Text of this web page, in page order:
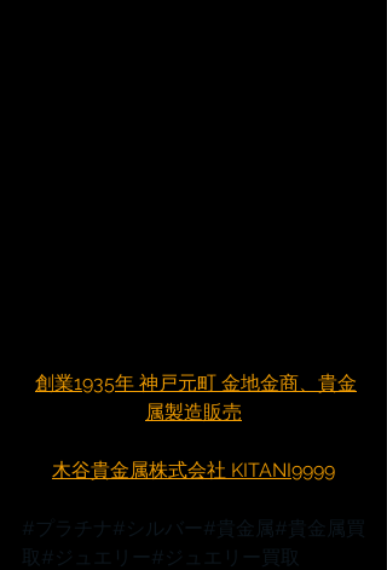
創業1935年 神戸元町 金地金商、貴金
属製造販売
木谷貴金属株式会社 KITANI9999
#プラチナ #シルバー #貴金属#貴金属買
取 #ジュエリー #ジュエリー買取